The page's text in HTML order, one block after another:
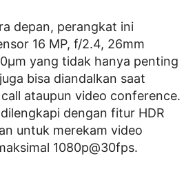
depan, perangkat ini
16 MP, f/2.4, 26mm
yang tidak hanya penting
bisa diandalkan saat
ataupun video conference.
dengan fitur HDR
untuk merekam video
1080p@30fps.